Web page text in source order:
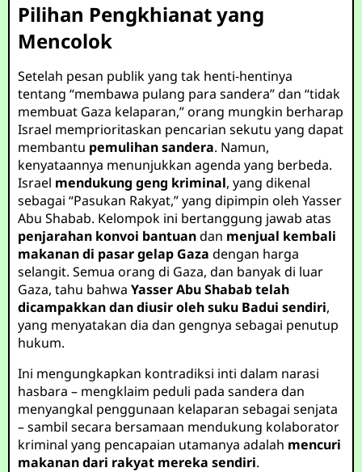
Pilihan Pengkhianat yang
Mencolok
Setelah pesan publik yang tak henti-hentinya
tentang “membawa pulang para sandera” dan “tidak
membuat Gaza kelaparan,” orang mungkin berharap
Israel memprioritaskan pencarian sekutu yang dapat
membantu pemulihan sandera. Namun,
kenyataannya menunjukkan agenda yang berbeda.
Israel mendukung geng kriminal, yang dikenal
sebagai “Pasukan Rakyat,” yang dipimpin oleh Yasser
Abu Shabab. Kelompok ini bertanggung jawab atas
penjarahan konvoi bantuandan menjual kembali
makanan di pasar gelap Gaza dengan harga
selangit. Semua orang di Gaza, dan banyak di luar
Gaza, tahu bahwaYasser Abu Shabab telah
dicampakkan dan diusir oleh suku Badui sendiri,
yang menyatakan dia dan gengnya sebagai penutup
hukum.
Ini mengungkapkan kontradiksi inti dalam narasi
hasbara – mengklaim peduli pada sandera dan
menyangkal penggunaan kelaparan sebagai senjata
– sambil secara bersamaan mendukung kolaborator
kriminal yang pencapaian utamanya adalah mencuri
makanan dari rakyat mereka sendiri.